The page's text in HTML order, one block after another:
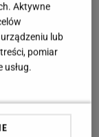
Aktywne
lub
pomiar
usług.